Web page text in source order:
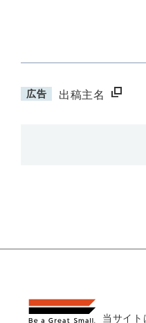
広告 出稿主名
当サイト